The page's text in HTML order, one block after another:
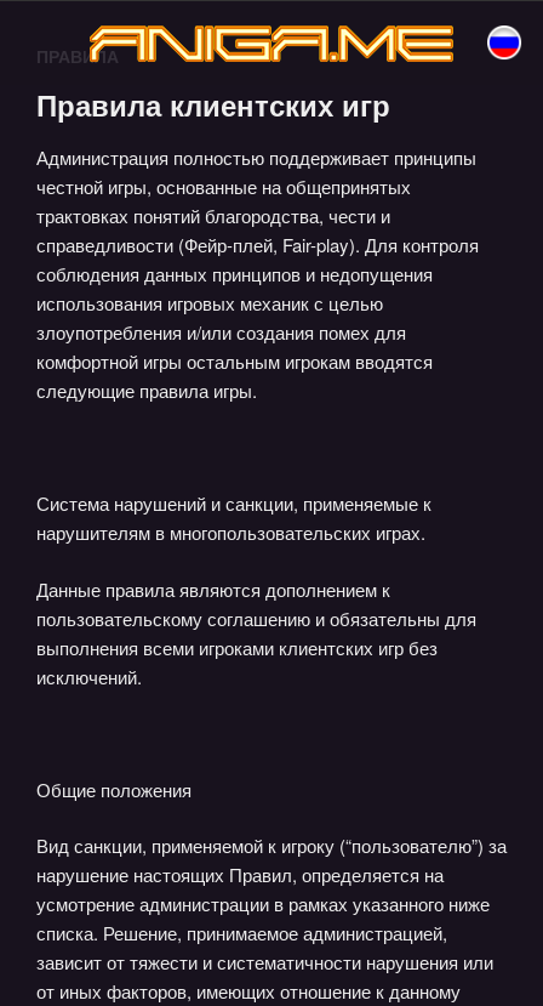
ANIGA.ME
aniga.me
ПРАВИЛА
Правила клиентских игр
Администрация полностью поддерживает принципы
честной игры, основанные на общепринятых
трактовках понятий благородства, чести и
справедливости (Фейр-плей, Fair-play). Для контроля
соблюдения данных принципов и недопущения
использования игровых механик с целью
злоупотребления и/или создания помех для
комфортной игры остальным игрокам вводятся
следующие правила игры.
Система нарушений и санкции, применяемые к
нарушителям в многопользовательских играх.
Данные правила являются дополнением к
пользовательскому соглашению и обязательны для
выполнения всеми игроками клиентских игр без
исключений.
Общие положения
Вид санкции, применяемой к игроку (“пользователю”) за
нарушение настоящих Правил, определяется на
усмотрение администрации в рамках указанного ниже
списка. Решение, принимаемое администрацией,
зависит от тяжести и систематичности нарушения или
от иных факторов, имеющих отношение к данному